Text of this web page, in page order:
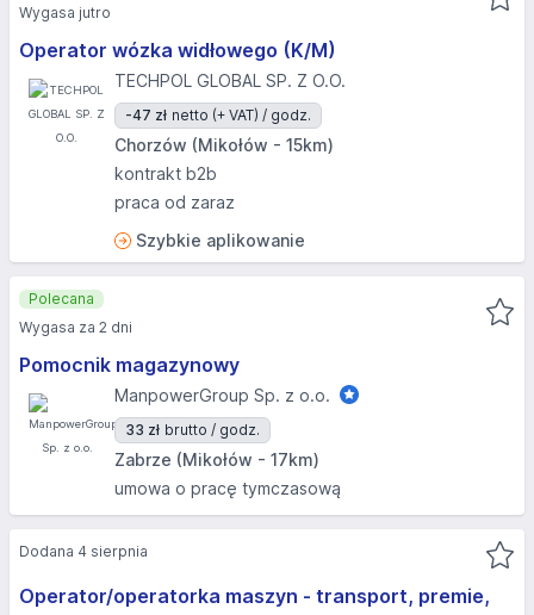
Operator wózka widłowego (K/M)
TECHPOL GLOBAL SP. Z O.O.
-47 zł netto (+ VAT) / godz.
Chorzów (Mikołów - 15km)
kontrakt b2b
praca od zaraz
Szybkie aplikowanie
Wygasa jutro
Pomocnik magazynowy
ManpowerGroup Sp. z o.o.
33 zł brutto / godz.
Zabrze (Mikołów - 17km)
umowa o pracę tymczasową
Polecana
Wygasa za 2 dni
Operator/operatorka maszyn - transport, premie,
Dodana 4 sierpnia